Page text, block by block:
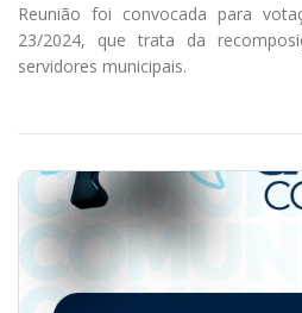
Reunião foi convocada para
23/2024, que trata da
servidores municipais.